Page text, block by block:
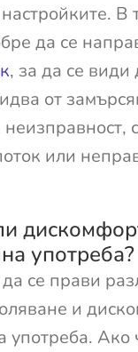
В
да се
, за да се види
от
или
употреба?
се прави
и
употреба. Ако